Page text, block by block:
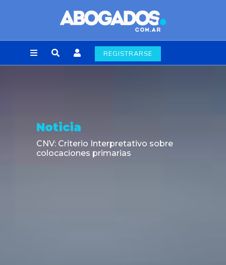
REGISTRARSE
Noticia
CNV: Criterio Interpretativo sobre
colocaciones primarias